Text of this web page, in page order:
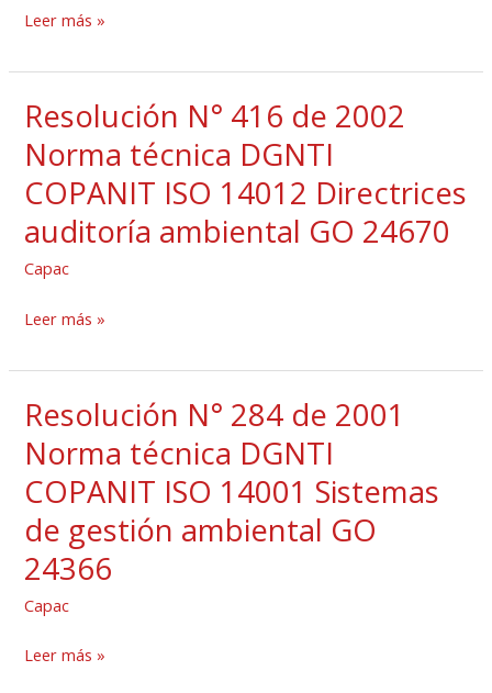
28131
DGNTI
ISO
14011
auditoría
ambiental
GO
Leer más »
Resolución N° 416 de 2002
Norma técnica DGNTI
COPANIT ISO 14012 Directrices
auditoría ambiental GO 24670
Capac
Resolución
N°
416
de
2002
Norma
DGNTI
ISO
14012
auditoría
ambiental
GO
24670
Leer más »
Resolución N° 284 de 2001
Norma técnica DGNTI
COPANIT ISO 14001 Sistemas
de gestión ambiental GO
24366
Capac
Resolución
N°
284
de
2001
Norma
técnica
DGNTI
COPANIT
Leer más »